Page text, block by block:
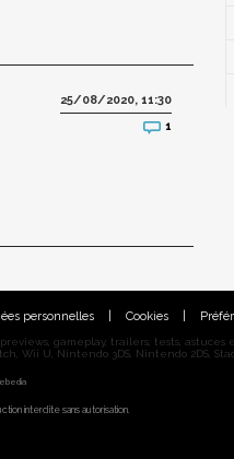
25/08/2020, 11:30
1
personnelles Cookies
gameplay, trailers, tests, astuces et
Wii U, Nintendo 3DS, Nintendo 2DS,
interdite sans autorisation.